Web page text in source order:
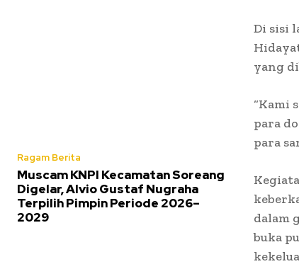
Ragam Berita
Muscam KNPI Kecamatan Soreang
Digelar, Alvio Gustaf Nugraha
Terpilih Pimpin Periode 2026–
2029
Di sisi
yang
“Kami
para
para
dalam
buka